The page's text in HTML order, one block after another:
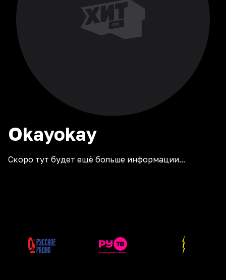
Okayokay
Скоро тут будет ещё больше информации...